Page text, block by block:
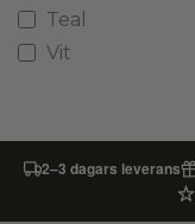
Teal
Vit
2–3 dagars leverans